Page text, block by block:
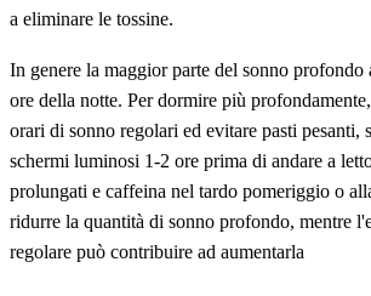
a eliminare le tossine.
In genere la maggior parte del sonno
ore della notte. Per dormire più
orari di sonno regolari ed evitare pasti pesanti,
schermi luminosi 1-2 ore prima di andare a
prolungati e caffeina nel tardo pomeriggio o
ridurre la quantità di sonno profondo, mentre
regolare può contribuire ad aumentarla